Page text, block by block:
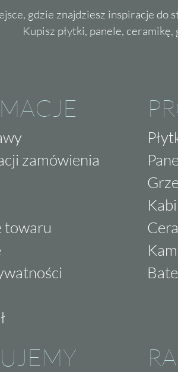
gdzie znajdziesz inspiracje do
Kupisz płytki, panele,
zamówienia
towaru